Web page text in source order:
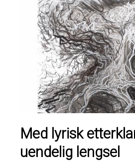
Med lyrisk
uendelig lengsel